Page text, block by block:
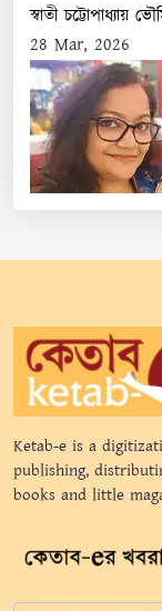
স্বাতী চট্টোপাধ্যায়
28 Mar, 2026
Ketab-e is a
publishing,
books and little